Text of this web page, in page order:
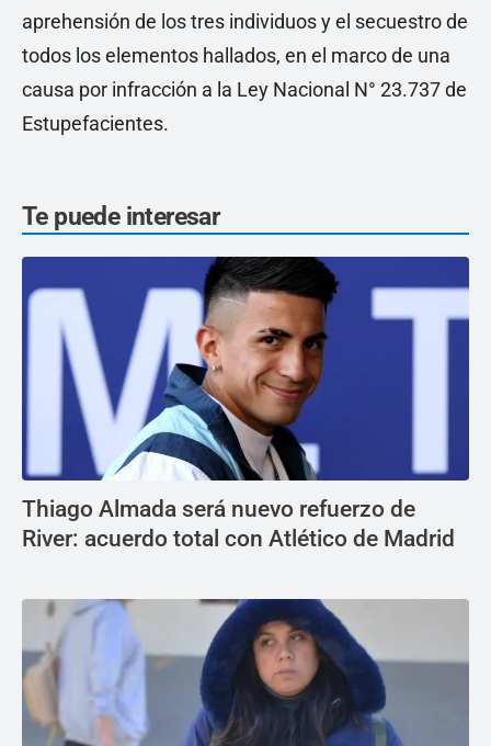
aprehensión de los tres individuos y el secuestro de
todos los elementos hallados, en el marco de una
causa por infracción a la Ley Nacional N° 23.737 de
Estupefacientes.
Te puede interesar
Thiago Almada será nuevo refuerzo de
River: acuerdo total con Atlético de Madrid